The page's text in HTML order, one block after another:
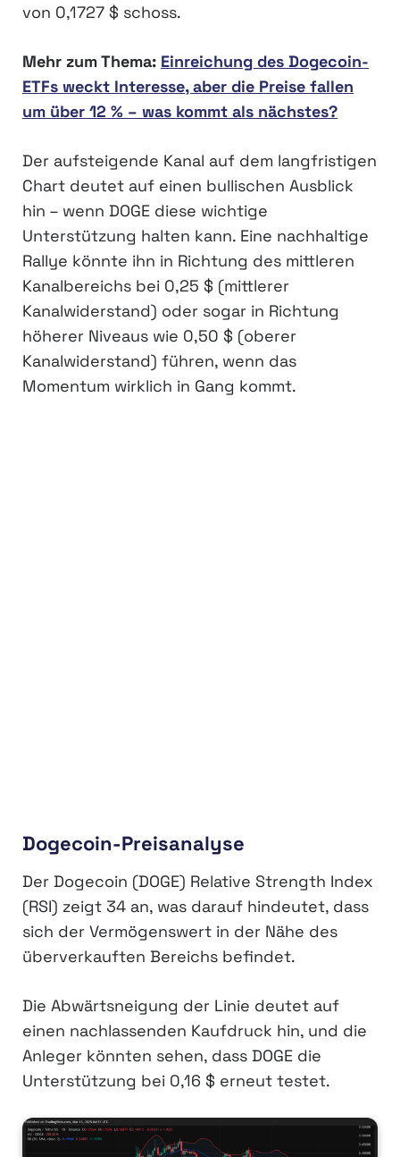
von 0,1727 $ schoss.
Mehr zum Thema: Einreichung des Dogecoin-
ETFs weckt Interesse, aber die Preise fallen
um über 12 % – was kommt als nächstes?
Der aufsteigende Kanal auf dem langfristigen
Chart deutet auf einen bullischen Ausblick
hin – wenn DOGE diese wichtige
Unterstützung halten kann. Eine nachhaltige
Rallye könnte ihn in Richtung des mittleren
Kanalbereichs bei 0,25 $ (mittlerer
Kanalwiderstand) oder sogar in Richtung
höherer Niveaus wie 0,50 $ (oberer
Kanalwiderstand) führen, wenn das
Momentum wirklich in Gang kommt.
Dogecoin-Preisanalyse
Der Dogecoin (DOGE) Relative Strength Index
(RSI) zeigt 34 an, was darauf hindeutet, dass
sich der Vermögenswert in der Nähe des
überverkauften Bereichs befindet.
Die Abwärtsneigung der Linie deutet auf
einen nachlassenden Kaufdruck hin, und die
Anleger könnten sehen, dass DOGE die
Unterstützung bei 0,16 $ erneut testet.